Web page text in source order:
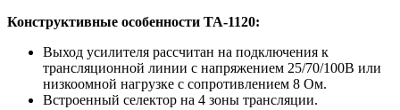
Конструктивные особенности TA-1120:
Выход усилителя рассчитан на подключения к
трансляционной линии с напряжением 25/70/100В или
низкоомной нагрузке с сопротивлением 8 Ом.
Встроенный селектор на 4 зоны трансляции.